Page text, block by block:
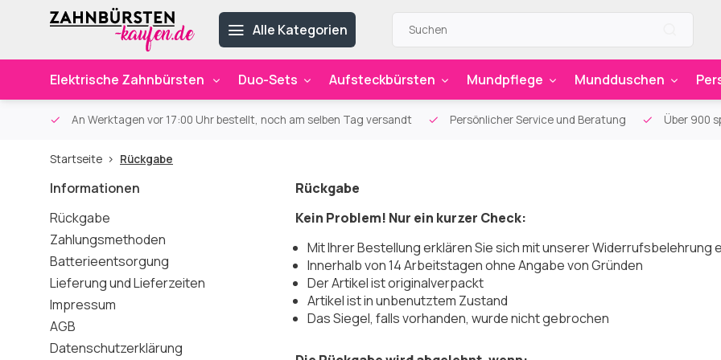
Alle Kategorien
Elektrische Zahnbürsten Duo-Sets Aufsteckbürsten Mundpflege Mundduschen
An Werktagen vor 17:00 Uhr bestellt, noch am selben Tag versandt Persönlicher Service und Beratung Über 900
Startseite Rückgabe
Informationen
Rückgabe
Zahlungsmethoden
Batterieentsorgung
Lieferung und Lieferzeiten
Impressum
AGB
Datenschutzerklärung
Rückgabe
Kein Problem! Nur ein kurzer Check:
Mit Ihrer Bestellung erklären Sie sich mit unserer Widerrufsbelehrung
Innerhalb von 14 Arbeitstagen ohne Angabe von Gründen
Der Artikel ist originalverpackt
Artikel ist in unbenutztem Zustand
Das Siegel, falls vorhanden, wurde nicht gebrochen